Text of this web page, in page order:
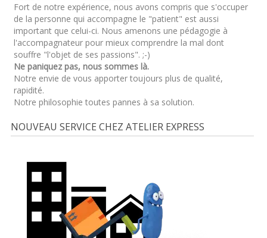
Fort de notre expérience, nous avons compris que s'occuper
de la personne qui accompagne le "patient" est aussi
important que celui-ci. Nous amenons une pédagogie à
l'accompagnateur pour mieux comprendre la mal dont
souffre "l'objet de ses passions". ;-)
Ne paniquez pas, nous sommes là.
Notre envie de vous apporter toujours plus de qualité,
rapidité.
Notre philosophie toutes pannes à sa solution.
NOUVEAU SERVICE CHEZ ATELIER EXPRESS